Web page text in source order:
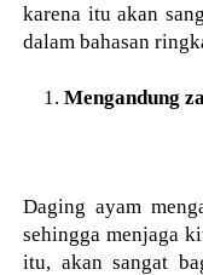
karena itu akan
dalam bahasan
Mengandung
Daging ayam
sehingga menjaga
itu, akan sangat